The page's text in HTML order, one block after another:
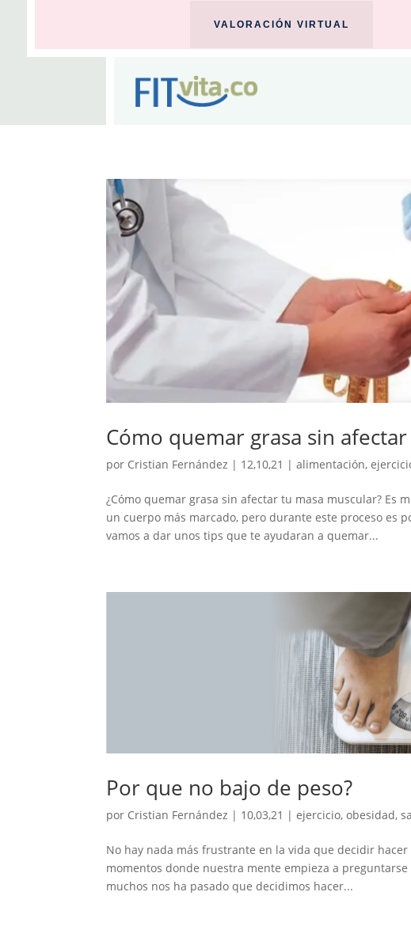
VALORACIÓN VIRTUAL
Cómo quemar grasa sin
por Cristian Fernández | 12,10,21 |alimentación,
¿Cómo quemar grasa sin afectar tu masa muscular?
un cuerpo más marcado, pero durante este proceso es
vamos a dar unos tips que te ayudaran a quemar...
Por que no bajo de peso?
por Cristian Fernández | 10,03,21 |ejercicio,obesidad,
No hay nada más frustrante en la vida que decidir
momentos donde nuestra mente empieza a
muchos nos ha pasado que decidimos hacer...